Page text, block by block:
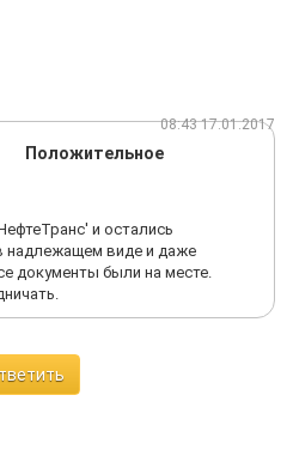
08:43 17.01.2017
Положительное
и остались
надлежащем виде и даже
документы были на месте.